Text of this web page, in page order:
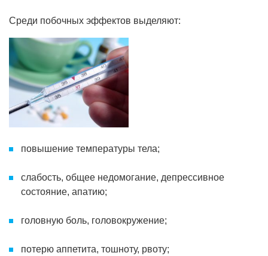
Среди побочных эффектов выделяют:
повышение температуры тела;
слабость, общее недомогание, депрессивное
состояние, апатию;
головную боль, головокружение;
потерю аппетита, тошноту, рвоту;